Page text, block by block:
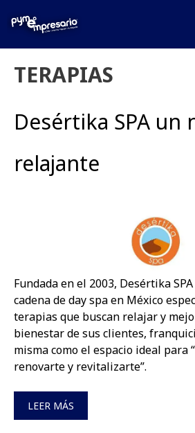
TERAPIAS
Desértika SPA un
relajante
Fundada en el 2003, Desértika
cadena de day spa en México
terapias que buscan relajar y
bienestar de sus clientes,
misma como el espacio ideal para
renovarte y revitalizarte”.
LEER MÁS